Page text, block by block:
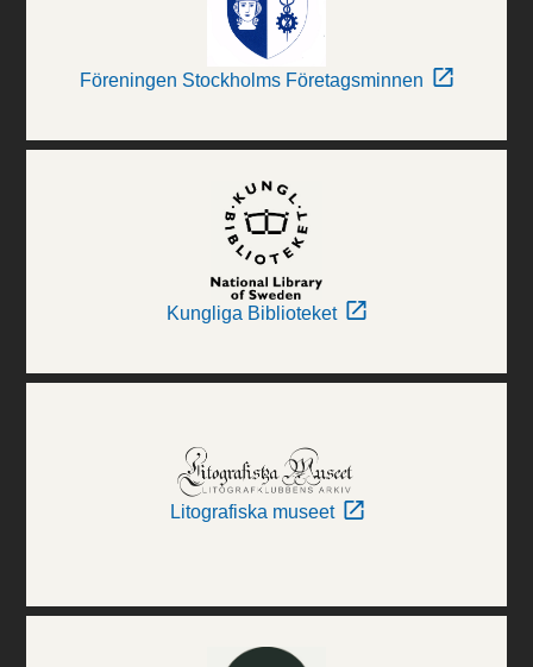
Föreningen Stockholms Företagsminnen
Kungliga Biblioteket
Litografiska museet